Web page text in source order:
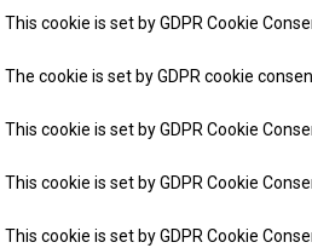
This cookie is set by GDPR Cookie
The cookie is set by GDPR cookie
This cookie is set by GDPR Cookie
This cookie is set by GDPR Cookie
This cookie is set by GDPR Cookie